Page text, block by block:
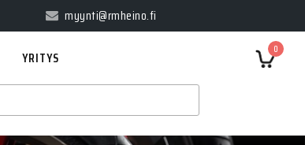
myynti@rmheino.fi
0
YRITYS